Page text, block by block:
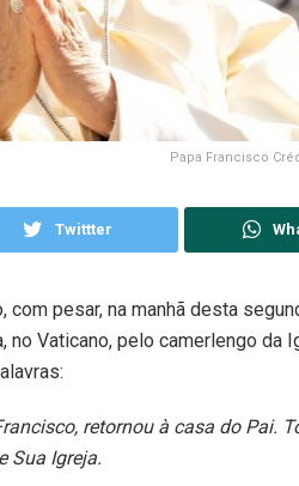
Papa Francisco
Twittter
com pesar, na manhã desta
no Vaticano, pelo camerlengo da
retornou à casa do Pai.
Sua Igreja.